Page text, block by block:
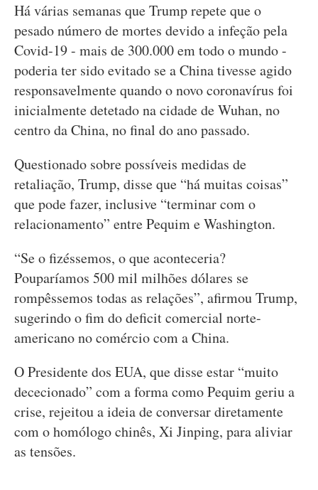
Há várias semanas que Trump repete que o
pesado número de mortes devido a infeção pela
Covid-19 - mais de 300.000 em todo o mundo -
poderia ter sido evitado se a China tivesse agido
responsavelmente quando o novo coronavírus foi
inicialmente detetado na cidade de Wuhan, no
centro da China, no final do ano passado.
Questionado sobre possíveis medidas de
retaliação, Trump, disse que “há muitas coisas”
que pode fazer, inclusive “terminar com o
relacionamento” entre Pequim e Washington.
“Se o fizéssemos, o que aconteceria?
Pouparíamos 500 mil milhões dólares se
rompêssemos todas as relações”, afirmou Trump,
sugerindo o fim do deficit comercial norte-
americano no comércio com a China.
O Presidente dos EUA, que disse estar “muito
dececionado” com a forma como Pequim geriu a
crise, rejeitou a ideia de conversar diretamente
com o homólogo chinês, Xi Jinping, para aliviar
as tensões.